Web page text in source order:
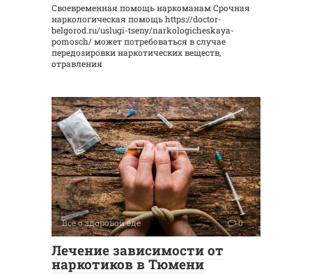
Своевременная помощь наркоманам Срочная
наркологическая помощь https://doctor-
belgorod.ru/uslugi-tseny/narkologicheskaya-
pomosch/ может потребоваться в случае
передозировки наркотических веществ,
отравления
Все о здоровой еде 0
Лечение зависимости от
наркотиков в Тюмени